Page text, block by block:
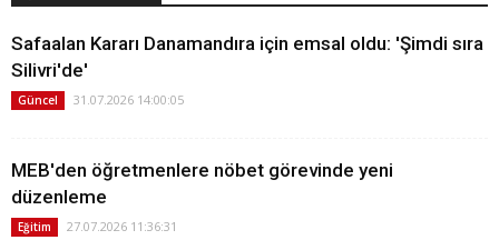
Safaalan Kararı Danamandıra için emsal oldu: 'Şimdi sıra
Silivri'de'
Güncel 31.07.2026 14:00:05
MEB'den öğretmenlere nöbet görevinde yeni
düzenleme
Eğitim 27.07.2026 11:36:31